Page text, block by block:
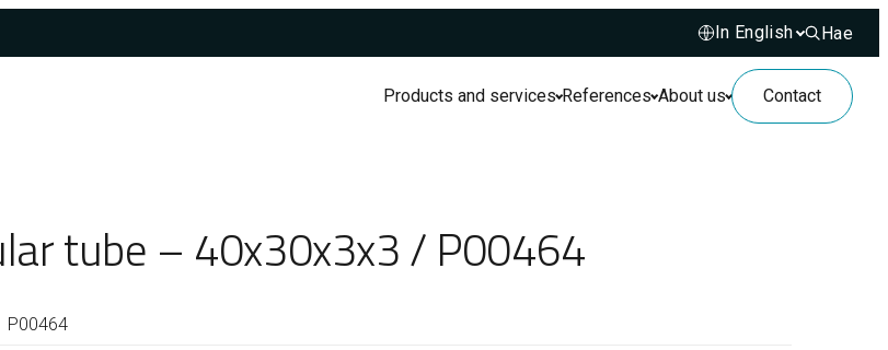
Hae
Hae
Products and services References About us Contact
tube – 40x30x3x3 / P00464
P00464